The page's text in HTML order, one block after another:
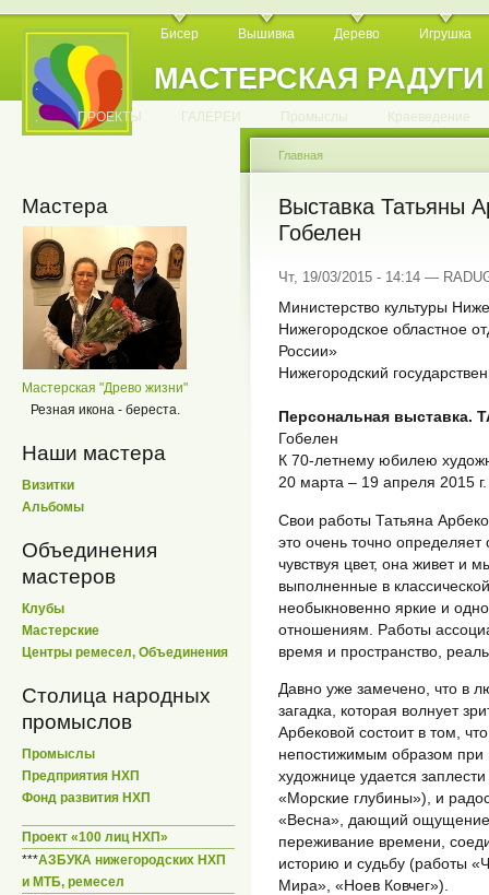
МАСТЕРСКАЯ РАДУГИ
Бисер Вышивка Дерево Игрушка
. . . . . . . . . . .
. ПРОЕКТЫ ГАЛЕРЕИ Промыслы Краеведение
Мастера
Мастерская "Древо жизни"
Резная икона - береста.
Наши мастера
Визитки
Альбомы
Объединения
мастеров
Клубы
Мастерские
Центры ремесел, Объединения
Столица народных
промыслов
Промыслы
Предприятия НХП
Фонд развития НХП
Проект «100 лиц НХП»
***АЗБУКА нижегородских НХП
и МТБ, ремесел
Главная
Выставка Татьяны
Гобелен
Чт, 19/03/2015 - 14:14 —
Министерство культуры
Нижегородское областное
России»
Нижегородский
Персональная
Гобелен
К 70-летнему юбилею
20 марта – 19 апреля 2015 г.
Свои работы Татьяна
это очень точно определяет
чувствуя цвет, она живет и
выполненные в
необыкновенно яркие и
отношениям. Работы
время и пространство,
Давно уже замечено, что в
загадка, которая волнует
Арбековой состоит в том,
непостижимым образом
художнице удается
«Морские глубины»), и
«Весна», дающий ощущение
переживание времени,
историю и судьбу (работы
Мира», «Ноев Ковчег»).